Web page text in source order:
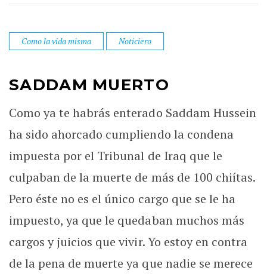
Como la vida misma Noticiero
SADDAM MUERTO
Como ya te habrás enterado Saddam Hussein
ha sido ahorcado cumpliendo la condena
impuesta por el Tribunal de Iraq que le
culpaban de la muerte de más de 100 chiítas.
Pero éste no es el único cargo que se le ha
impuesto, ya que le quedaban muchos más
cargos y juicios que vivir. Yo estoy en contra
de la pena de muerte ya que nadie se merece